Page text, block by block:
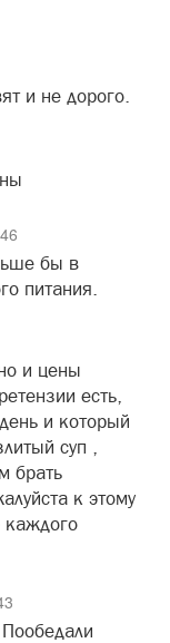
и не дорого.
бы в
питания.
и цены
есть,
и который
суп ,
брать
к этому
каждого